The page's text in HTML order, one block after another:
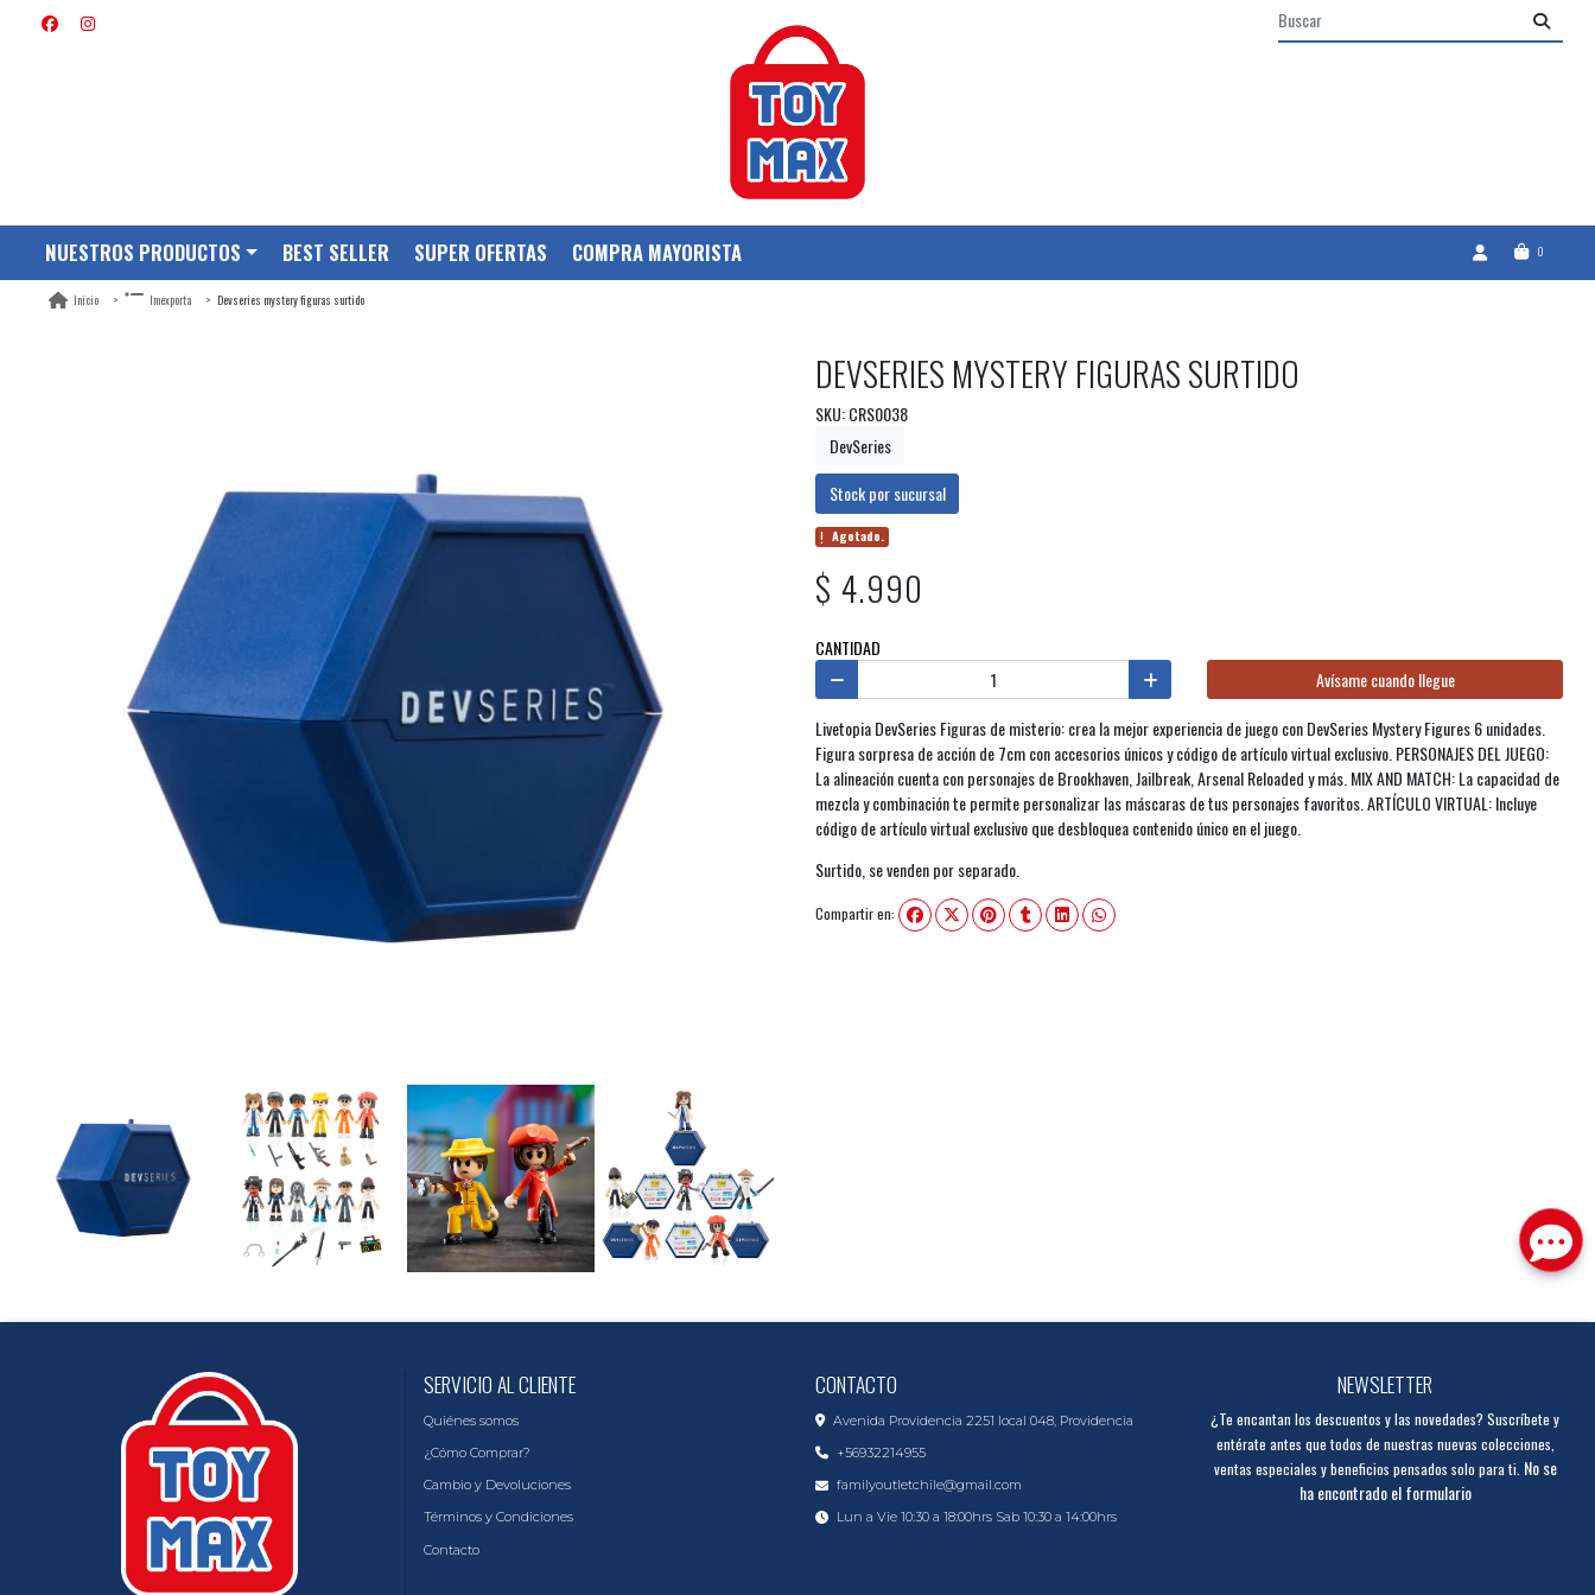
NUESTROS PRODUCTOS BEST SELLER SUPER OFERTAS COMPRA MAYORISTA 0
Inicio Imexporta Devseries mystery figuras surtido
DEVSERIES MYSTERY FIGURAS SURTIDO
SKU: CRS0038
DevSeries
Stock por sucursal
Agotado.
$ 4.990
CANTIDAD
Avísame cuando llegue
Livetopia DevSeries Figuras de misterio: crea la mejor experiencia de juego con DevSeries Mystery Figures 6 unidades.
Figura sorpresa de acción de 7cm con accesorios únicos y código de artículo virtual exclusivo. PERSONAJES DEL JUEGO:
La alineación cuenta con personajes de Brookhaven, Jailbreak, Arsenal Reloaded y más. MIX AND MATCH: La capacidad de
mezcla y combinación te permite personalizar las máscaras de tus personajes favoritos. ARTÍCULO VIRTUAL: Incluye
código de artículo virtual exclusivo que desbloquea contenido único en el juego.
Surtido, se venden por separado.
Compartir en:
SERVICIO AL CLIENTE
Quiénes somos
¿Cómo Comprar?
Cambio y Devoluciones
Términos y Condiciones
Contacto
CONTACTO
Avenida Providencia 2251 local 048, Providencia
+56932214955
familyoutletchile@gmail.com
Lun a Vie 10:30 a 18:00hrs Sab 10:30 a 14:00hrs
NEWSLETTER
¿Te encantan los descuentos y las novedades? Suscríbete y
entérate antes que todos de nuestras nuevas colecciones,
ventas especiales y beneficios pensados solo para ti. No se
ha encontrado el formulario